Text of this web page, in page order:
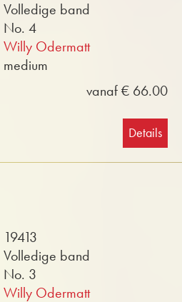
Volledige band
No. 4
Willy Odermatt
medium
vanaf € 66.00
Details
19413
Volledige band
No. 3
Willy Odermatt